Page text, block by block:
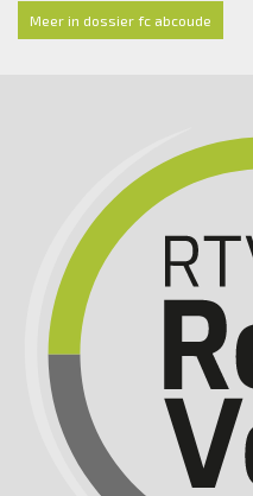
Meer in dossier fc abcoude